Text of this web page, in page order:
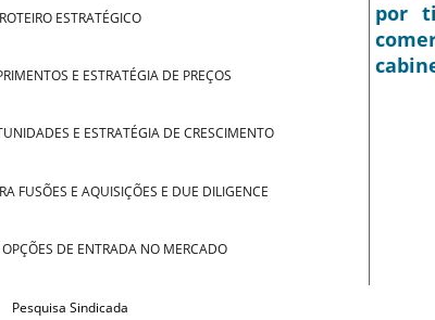
ROTEIRO ESTRATÉGICO
E ESTRATÉGIA DE PREÇOS
E ESTRATÉGIA DE CRESCIMENTO
FUSÕES E AQUISIÇÕES E DUE DILIGENCE
OPÇÕES DE ENTRADA NO MERCADO
Pesquisa Sindicada
por